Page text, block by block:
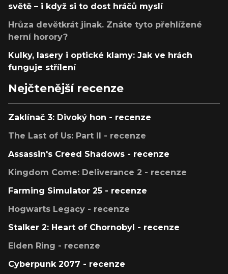
světě – i když si to dost hráčů myslí
Hrůza devětkrát jinak. Znáte tyto přehlížené
herní horory?
Kulky, lasery i optické klamy: Jak ve hrách
funguje střílení
Nejčtenější recenze
Zaklínač 3: Divoký hon - recenze
The Last of Us: Part II - recenze
Assassin's Creed Shadows - recenze
Kingdom Come: Deliverance 2 - recenze
Farming Simulator 25 - recenze
Hogwarts Legacy - recenze
Stalker 2: Heart of Chornobyl - recenze
Elden Ring - recenze
Cyberpunk 2077 - recenze